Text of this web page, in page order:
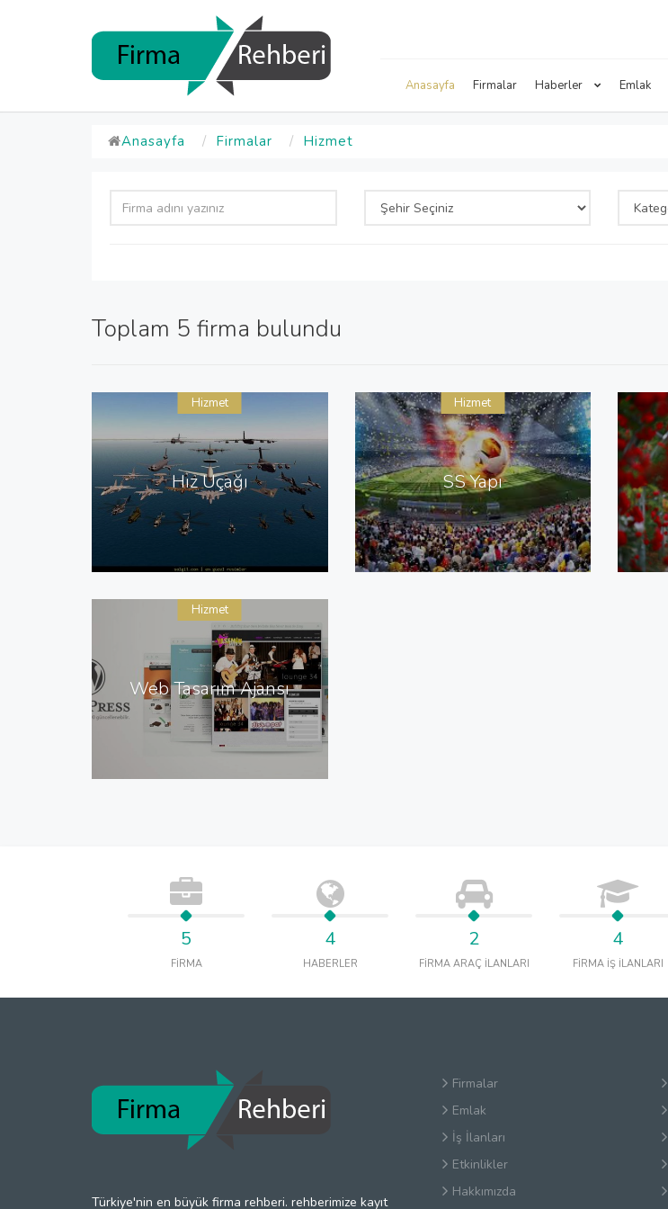
Anasayfa Firmalar Haberler Emlak
Anasayfa Firmalar Hizmet
Toplam 5 firma bulundu
Hız Uçağı
Hizmet
SS Yapı
Hizmet
Web Tasarım Ajansı
Hizmet
5
FİRMA
4
HABERLER
2
FİRMA ARAÇ İLANLARI
4
FİRMA İŞ İLANLARI
Türkiye'nin en büyük firma rehberi. rehberimize kayıt
Firmalar
Emlak
İş İlanları
Etkinlikler
Hakkımızda